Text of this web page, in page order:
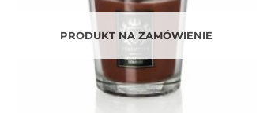
PRODUKT NA ZAMÓWIENIE